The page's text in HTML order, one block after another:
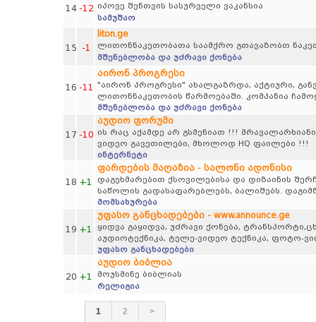
14 -12 იპოვე შენთვის სასურველი ვაკანსია
სამუშაო
15 -1
liton.ge
ლითონნაკეთობათა საამქრო გთავაზობთ
მშენებლობა და უძრავი ქონება
16 -11
აირონ პროგრესი
"აირონ პროგრესი" ახალგაზრდა, აქტიური,
ლითონნაკეთობის წარმოებაში. კომპანია
მშენებლობა და უძრავი ქონება
17 -10
აუდიო ფორუმი
ის რაც აქამდე არ გსმენიათ !!! მრავალარხიანი
ვიდეო გავეთილები, მხოლოდ HQ ფაილები !!!
ინტერნეტი
18 +1
ფარდების მაღაზია - სალონი ადონისი
დაგეხმარებით ქსოვილებისა და დიზაინის
საწოლის გადასაფარებლებს, ბალიშებს.
მომსახურება
19 +1
უფასო განცხადებები - www.announce.ge
ყიდვა გაყიდვა, უძრავი ქონება,
აუდიოტექნიკა, ტელე-ვიდეო ტექნიკა, ფოტო-
უფასო განცხადებები
20 +1
აუდიო ბიბლია
მოუსმინე ბიბლიას
რელიგია
1 2 >